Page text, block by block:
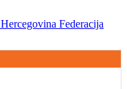
Federacija